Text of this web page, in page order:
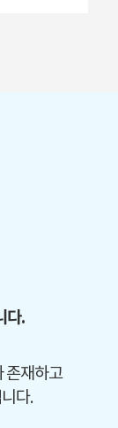
다.
존재하고
다.